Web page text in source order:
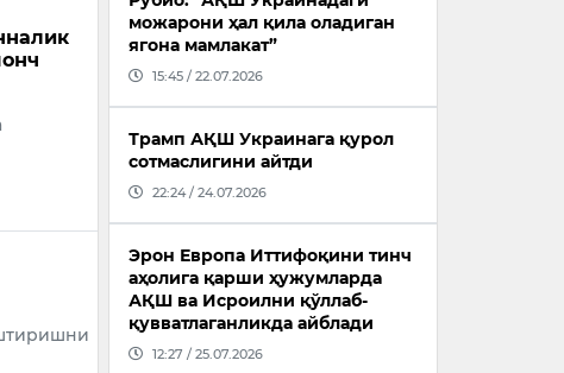
можарони ҳал қила оладиган
ягона мамлакат”
15:45 / 22.07.2026
Трамп АҚШ Украинага қурол
сотмаслигини айтди
22:24 / 24.07.2026
Эрон Европа Иттифоқини тинч
аҳолига қарши ҳужумларда
АҚШ ва Исроилни қўллаб-
қувватлаганликда айблади
12:27 / 25.07.2026